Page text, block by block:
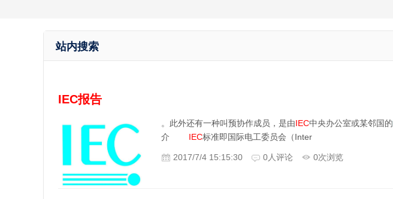
站内搜索
IEC报告
。此外还有一种叫预协作成员，是由IEC中央办公室或某邻国的
介 IEC标准即国际电工委员会（Inter
2017/7/4 15:15:30 0人评论 0次浏览